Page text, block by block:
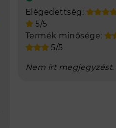
Elégedettség:
5/5
Termék minősége:
5/5
Nem írt megjegyzést.